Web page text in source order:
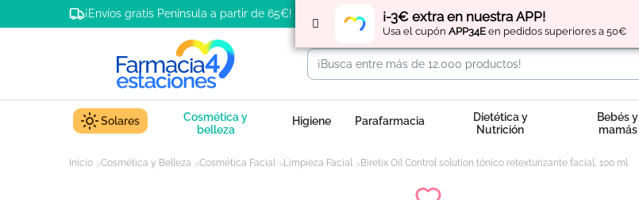
¡-3€ extra en nuestra APP!
Usa el cupón APP34E en pedidos superiores a 50€
¡Envíos gratis Península a partir de 65€! Regístratey obtén
Solares
Cosmética y
belleza
Higiene Parafarmacia
Dietética y
Nutrición
Bebés y
mamás
Inicio Cosmética y Belleza Cosmética Facial Limpieza Facial Biretix Oil Control solution tónico retexturizante facial, 100 ml